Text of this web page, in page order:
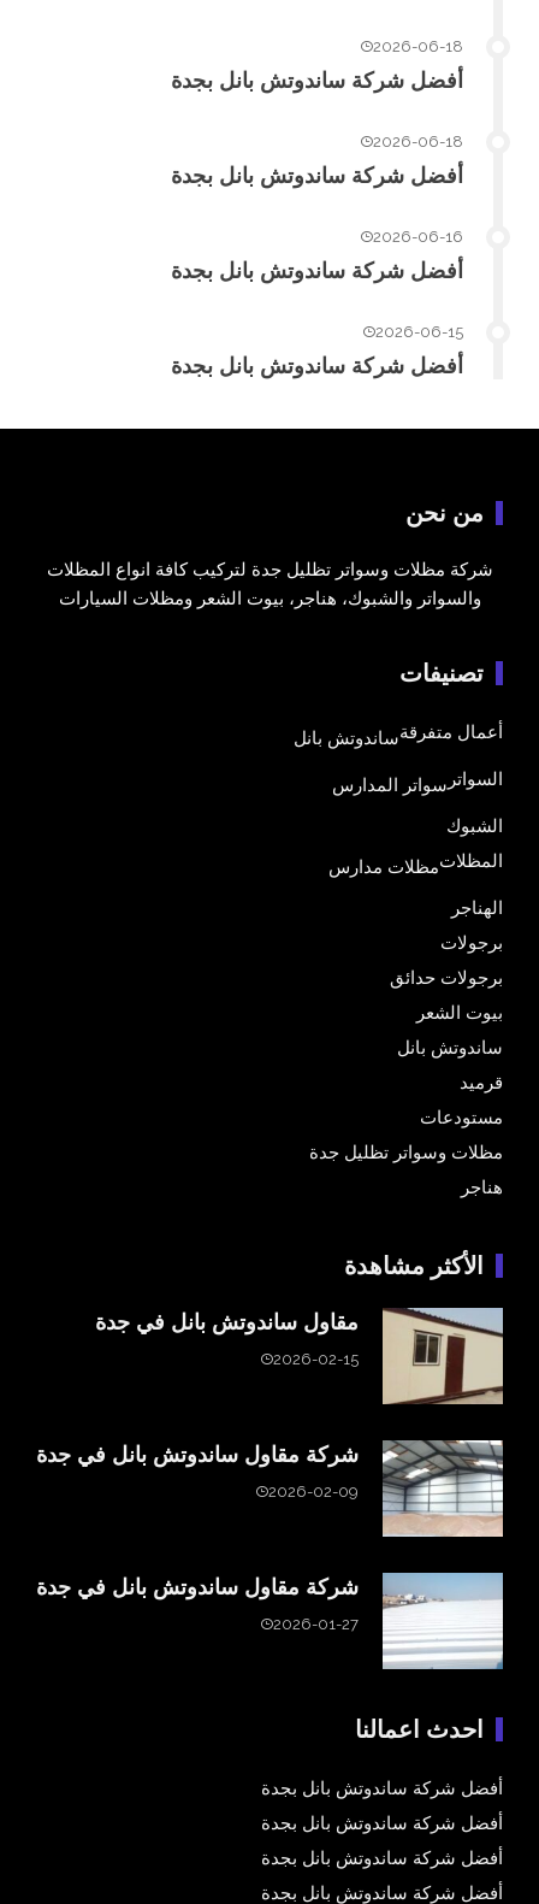
2026-06-18
أفضل شركة ساندوتش بانل بجدة
2026-06-18
أفضل شركة ساندوتش بانل بجدة
2026-06-16
أفضل شركة ساندوتش بانل بجدة
2026-06-15
أفضل شركة ساندوتش بانل بجدة
من نحن
شركة مظلات وسواتر تظليل جدة لتركيب كافة انواع المظلات
والسواتر والشبوك، هناجر، بيوت الشعر ومظلات السيارات
تصنيفات
أعمال متفرقةساندوتش بانل
السواتر سواتر المدارس
الشبوك
المظلاتمظلات مدارس
الهناجر
برجولات
برجولات حدائق
بيوت الشعر
ساندوتش بانل
قرميد
مستودعات
مظلات وسواتر تظليل جدة
هناجر
الأكثر مشاهدة
مقاول ساندوتش بانل في جدة
2026-02-15
شركة مقاول ساندوتش بانل في جدة
2026-02-09
شركة مقاول ساندوتش بانل في جدة
2026-01-27
احدث اعمالنا
أفضل شركة ساندوتش بانل بجدة
أفضل شركة ساندوتش بانل بجدة
أفضل شركة ساندوتش بانل بجدة
أفضل شركة ساندوتش بانل بجدة